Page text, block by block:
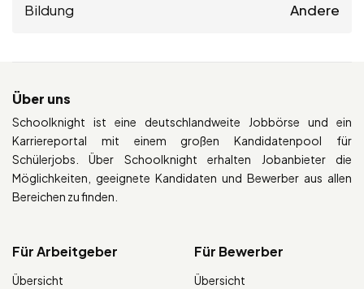
Bildung Andere
Über uns
Schoolknight ist eine deutschlandweite Jobbörse und ein
Karriereportal mit einem großen Kandidatenpool für
Schülerjobs. Über Schoolknight erhalten Jobanbieter die
Möglichkeiten, geeignete Kandidaten und Bewerber aus allen
Bereichen zu finden.
Für Arbeitgeber
Übersicht
Für Bewerber
Übersicht